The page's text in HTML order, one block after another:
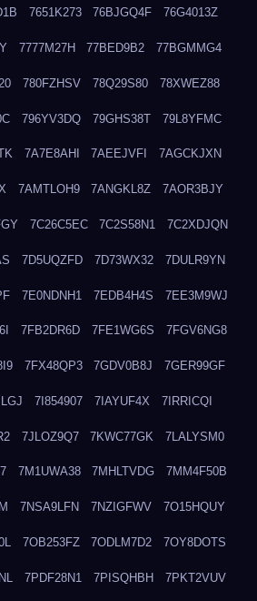
7651K273 76BJGQ4F 76G4013Z
7777M27H 77BED9B2 77BGMMG4
780FZHSV 78Q29S80 78XWEZ88
796YV3DQ 79GHS38T 79L8YFMC
7A7E8AHI 7AEEJVFI 7AGCKJXN
7AMTLOH9 7ANGKL8Z 7AOR3BJY
7C26C5EC 7C2S58N1 7C2XDJQN
7D5UQZFD 7D73WX32 7DULR9YN
7E0NDNH1 7EDB4H4S 7EE3M9WJ
7FB2DR6D 7FE1WG6S 7FGV6NG8
7FX48QP3 7GDV0B8J 7GER99GF
7I854907 7IAYUF4X 7IRRICQI
7JLOZ9Q7 7KWC77GK 7LALYSM0
7M1UWA38 7MHLTVDG 7MM4F50B
7NSA9LFN 7NZIGFWV 7O15HQUY
7OB253FZ 7ODLM7D2 7OY8DOTS
7PDF28N1 7PISQHBH 7PKT2VUV